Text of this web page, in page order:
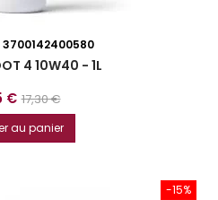
3700142400580
4 10W40 - 1L
€ Prix
base
17,30 €
au panier
-15%